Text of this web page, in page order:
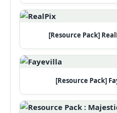
[Resource Pack]
[Resource Pack]